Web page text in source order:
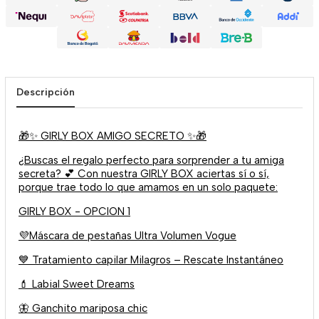
Descripción
🎁✨ GIRLY BOX AMIGO SECRETO ✨🎁
¿Buscas el regalo perfecto para sorprender a tu amiga
secreta? 💕 Con nuestra GIRLY BOX aciertas sí o sí,
porque trae todo lo que amamos en un solo paquete:
GIRLY BOX - OPCION 1
💜Máscara de pestañas Ultra Volumen Vogue
💙 Tratamiento capilar Milagros – Rescate Instantáneo
💄 Labial Sweet Dreams
🦋 Ganchito mariposa chic